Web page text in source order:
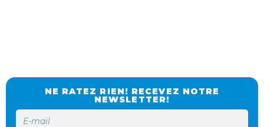
NE RATEZ RIEN! RECEVEZ NOTRE
NEWSLETTER!